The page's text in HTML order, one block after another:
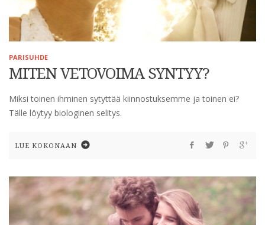
PARISUHDE
MITEN VETOVOIMA SYNTYY?
Miksi toinen ihminen sytyttää kiinnostuksemme ja toinen ei?
Tälle löytyy biologinen selitys.
LUE KOKONAAN